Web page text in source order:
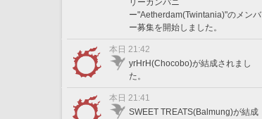
ー"Aetherdam(Twintania)"のメンバ
ー募集を開始しました。
本日 21:42
yrHrH(Chocobo)が結成されまし
た。
本日 21:41
SWEET TREATS(Balmung)が結成